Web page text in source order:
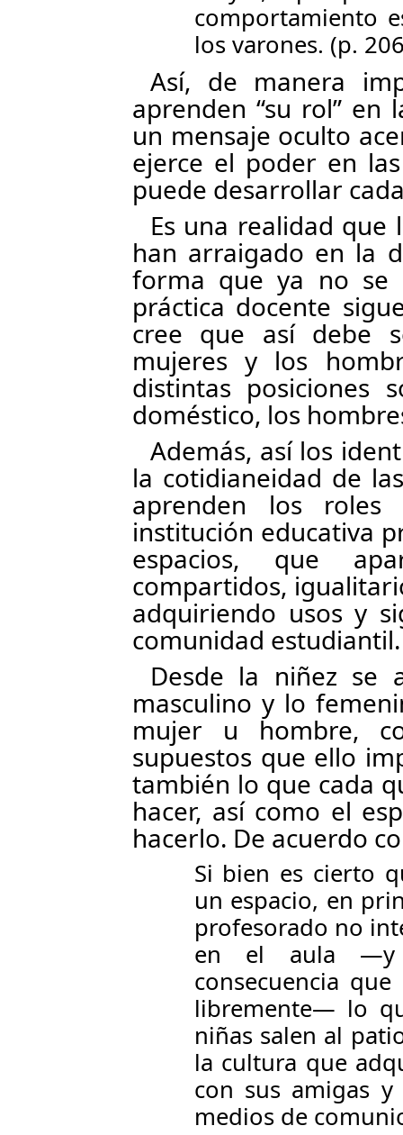
comportamiento
los varones. (p.
Así, de manera
aprenden “su rol” en
un mensaje oculto
ejerce el poder en
puede desarrollar
Es una realidad que
han arraigado en la
forma que ya no se
práctica docente
cree que así debe
mujeres y los
distintas posiciones
doméstico, los
Además, así los
la cotidianeidad de
aprenden los
institución educativa
espacios, que
compartidos,
adquiriendo usos y
comunidad estudiantil.
Desde la niñez se
masculino y lo
mujer u hombre,
supuestos que ello
también lo que cada
hacer, así como el
hacerlo. De acuerdo
Si bien es cierto
un espacio, en
profesorado no
en el aula —y
consecuencia
libremente— lo
niñas salen al
la cultura que
con sus amigas
medios de